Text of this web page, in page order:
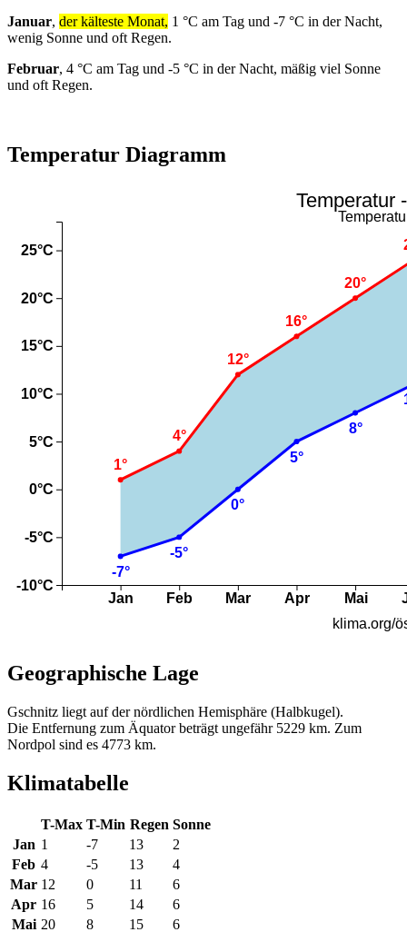
Januar, der kälteste Monat, 1 °C am Tag und -7 °C in der Nacht,
wenig Sonne und oft Regen.
Februar, 4 °C am Tag und -5 °C in der Nacht, mäßig viel Sonne
und oft Regen.
Temperatur Diagramm
Geographische Lage
Gschnitz liegt auf der nördlichen Hemisphäre (Halbkugel).
Die Entfernung zum Äquator beträgt ungefähr 5229 km. Zum
Nordpol sind es 4773 km.
Klimatabelle
T-Max T-Min Regen Sonne
Jan 1 -7 13
2
Feb 4 -5 13
4
Mar 12 0 11
6
Apr 16 5 14
6
Mai 20 8 15 6